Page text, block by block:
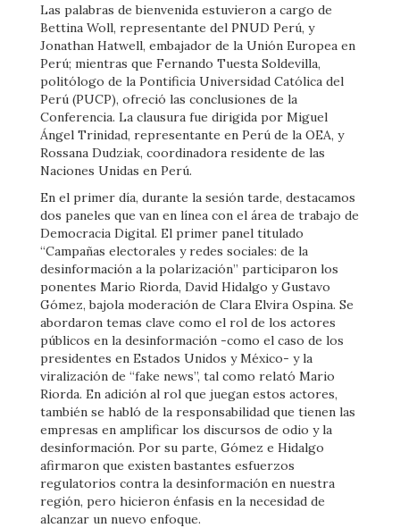
Las palabras de bienvenida estuvieron a cargo de
Bettina Woll, representante del PNUD Perú, y
Jonathan Hatwell, embajador de la Unión Europea en
Perú; mientras que Fernando Tuesta Soldevilla,
politólogo de la Pontificia Universidad Católica del
Perú (PUCP), ofreció las conclusiones de la
Conferencia. La clausura fue dirigida por Miguel
Ángel Trinidad, representante en Perú de la OEA, y
Rossana Dudziak, coordinadora residente de las
Naciones Unidas en Perú.
En el primer día, durante la sesión tarde, destacamos
dos paneles que van en línea con el área de trabajo de
Democracia Digital. El primer panel titulado
“Campañas electorales y redes sociales: de la
desinformación a la polarización” participaron los
ponentes Mario Riorda, David Hidalgo y Gustavo
Gómez, bajola moderación de Clara Elvira Ospina. Se
abordaron temas clave como el rol de los actores
públicos en la desinformación -como el caso de los
presidentes en Estados Unidos y México- y la
viralización de “fake news”, tal como relató Mario
Riorda. En adición al rol que juegan estos actores,
también se habló de la responsabilidad que tienen las
empresas en amplificar los discursos de odio y la
desinformación. Por su parte, Gómez e Hidalgo
afirmaron que existen bastantes esfuerzos
regulatorios contra la desinformación en nuestra
región, pero hicieron énfasis en la necesidad de
alcanzar un nuevo enfoque.